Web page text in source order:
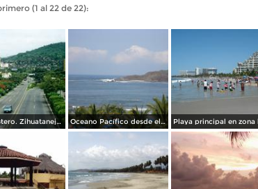
(1 al 22 de 22):
Blvd. Costero. Zihuatanejo, Guerrero Oceano Pacífico desde el Hotel Gran Melia Azul Ixtapa.